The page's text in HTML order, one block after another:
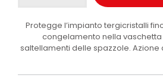
lavavetri
antigelo
auto
1
Protegge l’impianto tergicristalli
congelamento nella vaschetta
saltellamenti delle spazzole. Azione